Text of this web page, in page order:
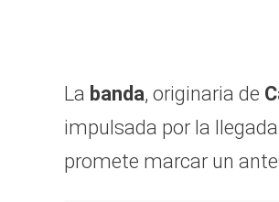
La banda, originaria de
impulsada por la
promete marcar un